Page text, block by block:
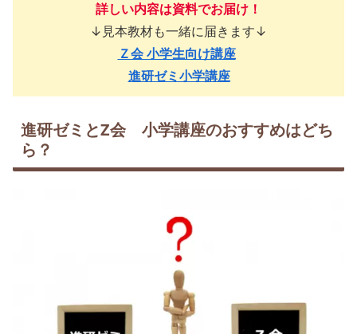
詳しい内容は資料でお届け！
↓見本教材も一緒に届きます↓
Ｚ会 小学生向け講座
進研ゼミ小学講座
進研ゼミとZ会 小学講座のおすすめはどち
ら？